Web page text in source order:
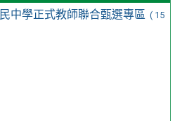
中學正式教師聯合甄選專區 ( 15